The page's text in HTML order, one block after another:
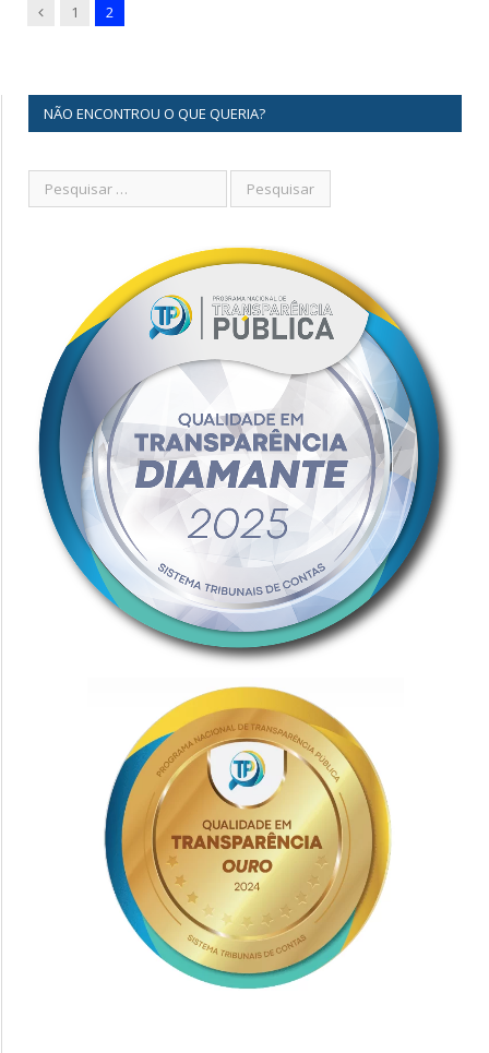
Previous
1 2
NÃO ENCONTROU O QUE QUERIA?